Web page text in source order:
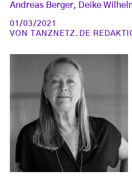
Andreas Berger, Deike
01/03/2021
VON
TANZNETZ.DE